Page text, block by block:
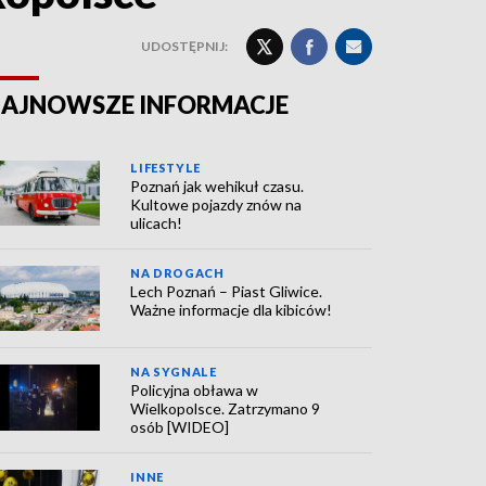
UDOSTĘPNIJ:
INFORMACJE
LIFESTYLE
Poznań jak wehikuł czasu.
Kultowe pojazdy znów na
ulicach!
NA DROGACH
Lech Poznań – Piast Gliwice.
Ważne informacje dla kibiców!
NA SYGNALE
Policyjna obława w
Wielkopolsce. Zatrzymano 9
osób [WIDEO]
INNE